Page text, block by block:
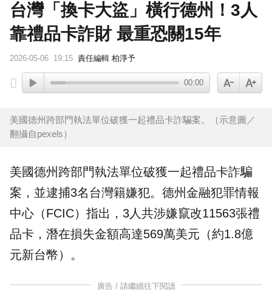
台灣「換卡大盜」橫行德州！3人
靠禮品卡詐財 最重恐關15年
2026-05-06 19:15 責任編輯 柏淨予
00:00
美國德州跨部門執法單位破獲一起禮品卡詐騙案。（示意圖／
翻攝自pexels）
美國德州 跨部門執法單位破獲一起禮品卡詐騙
案，並逮捕3名台灣籍嫌犯。德州金融犯罪情報
中心（FCIC）指出，3人共涉嫌竄改11563張禮
品卡，潛在損失金額高達569萬美元（約1.8億
元新台幣）。
廣告 / 請繼續往下閱讀